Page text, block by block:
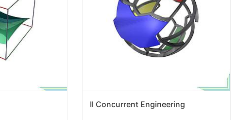
Il Concurrent Engineering